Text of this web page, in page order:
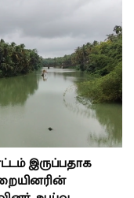
இருப்பதாக